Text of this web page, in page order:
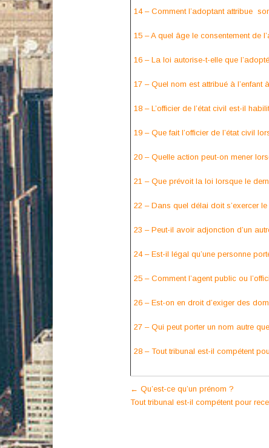
14 – Comment l’adoptant attribue
15 – A quel âge le consentement de
16 – La loi autorise-t-elle que
17 – Quel nom est attribué à l’enfant
18 – L’officier de l’état civil est-il
19 – Que fait l’officier de l’état civil
20 – Quelle action peut-on mener
21 – Que prévoit la loi lorsque le
22 – Dans quel délai doit s’exercer
23 – Peut-il avoir adjonction d’un
24 – Est-il légal qu’une personne
25 – Comment l’agent public ou
26 – Est-on en droit d’exiger des
27 – Qui peut porter un nom autre
28 – Tout tribunal est-il compétent
Post
navigation
← Qu’est-ce qu’un prénom ?
Tout tribunal est-il compétent pour